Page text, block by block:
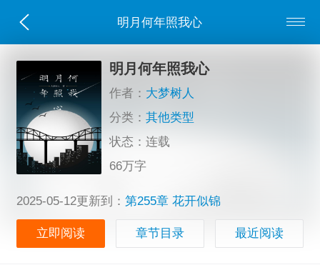
明月何年照我心
明月何年照我心
作者： 大梦树人
分类：其他类型
状态：连载
66万字
2025-05-12更新到： 第255章 花开似锦
立即阅读 章节目录 最近阅读